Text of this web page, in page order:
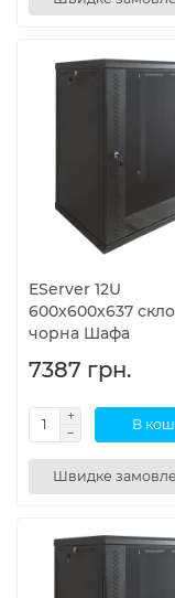
EServer 12U
600х600х637
чорна Шафа
7387 грн.
В
Швидке